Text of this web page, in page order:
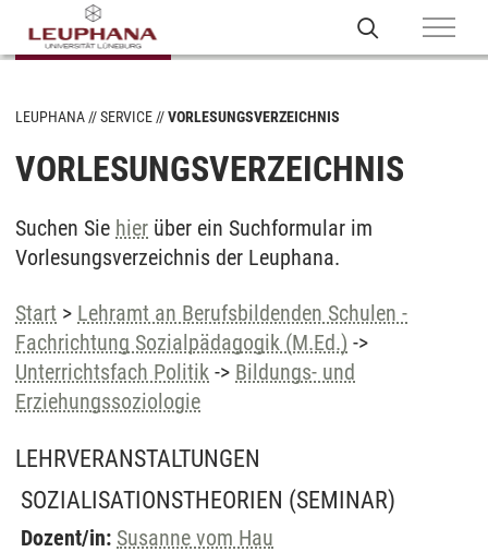
LEUPHANA SERVICE VORLESUNGSVERZEICHNIS
VORLESUNGSVERZEICHNIS
Suchen Sie hier über ein Suchformular im
Vorlesungsverzeichnis der Leuphana.
Start > Lehramt an Berufsbildenden Schulen -
Fachrichtung Sozialpädagogik (M.Ed.) ->
Unterrichtsfach Politik -> Bildungs- und
Erziehungssoziologie
LEHRVERANSTALTUNGEN
SOZIALISATIONSTHEORIEN (SEMINAR)
Dozent/in: Susanne vom Hau